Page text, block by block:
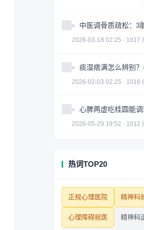
中医调骨质疏松：3
2026-03-18 02:25 · 1017
痰湿痞满怎么辨别？
2026-02-03 02:25 · 1016
心脾两虚吃桂圆能
2026-05-29 19:52 · 1012
热词TOP20
正规心理医院 精神科
心理障碍就医 精神科